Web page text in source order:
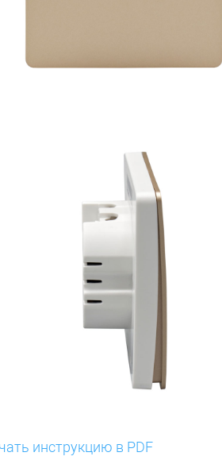
инструкцию в PDF